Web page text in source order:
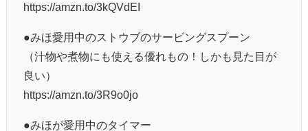
https://amzn.to/3kQVdEI
●みほ愛用中のストウブのサービングスプーン
（汁物や煮物にも使える優れもの！しかも見た目が
良い）
https://amzn.to/3R9o0jo
●みほが愛用中のタイマー